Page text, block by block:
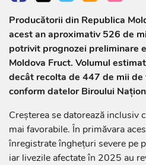
Producătorii din Republica
acest an aproximativ 526 de
potrivit prognozei preliminare
Moldova Fruct. Volumul
decât recolta de 447 de mii
conform datelor Biroului
Creșterea se datorează
mai favorabile. În primăvara
înregistrate înghețuri severe pe
iar livezile afectate în 2025 au